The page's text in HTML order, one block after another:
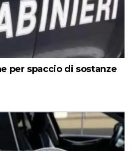
per spaccio di sostanze